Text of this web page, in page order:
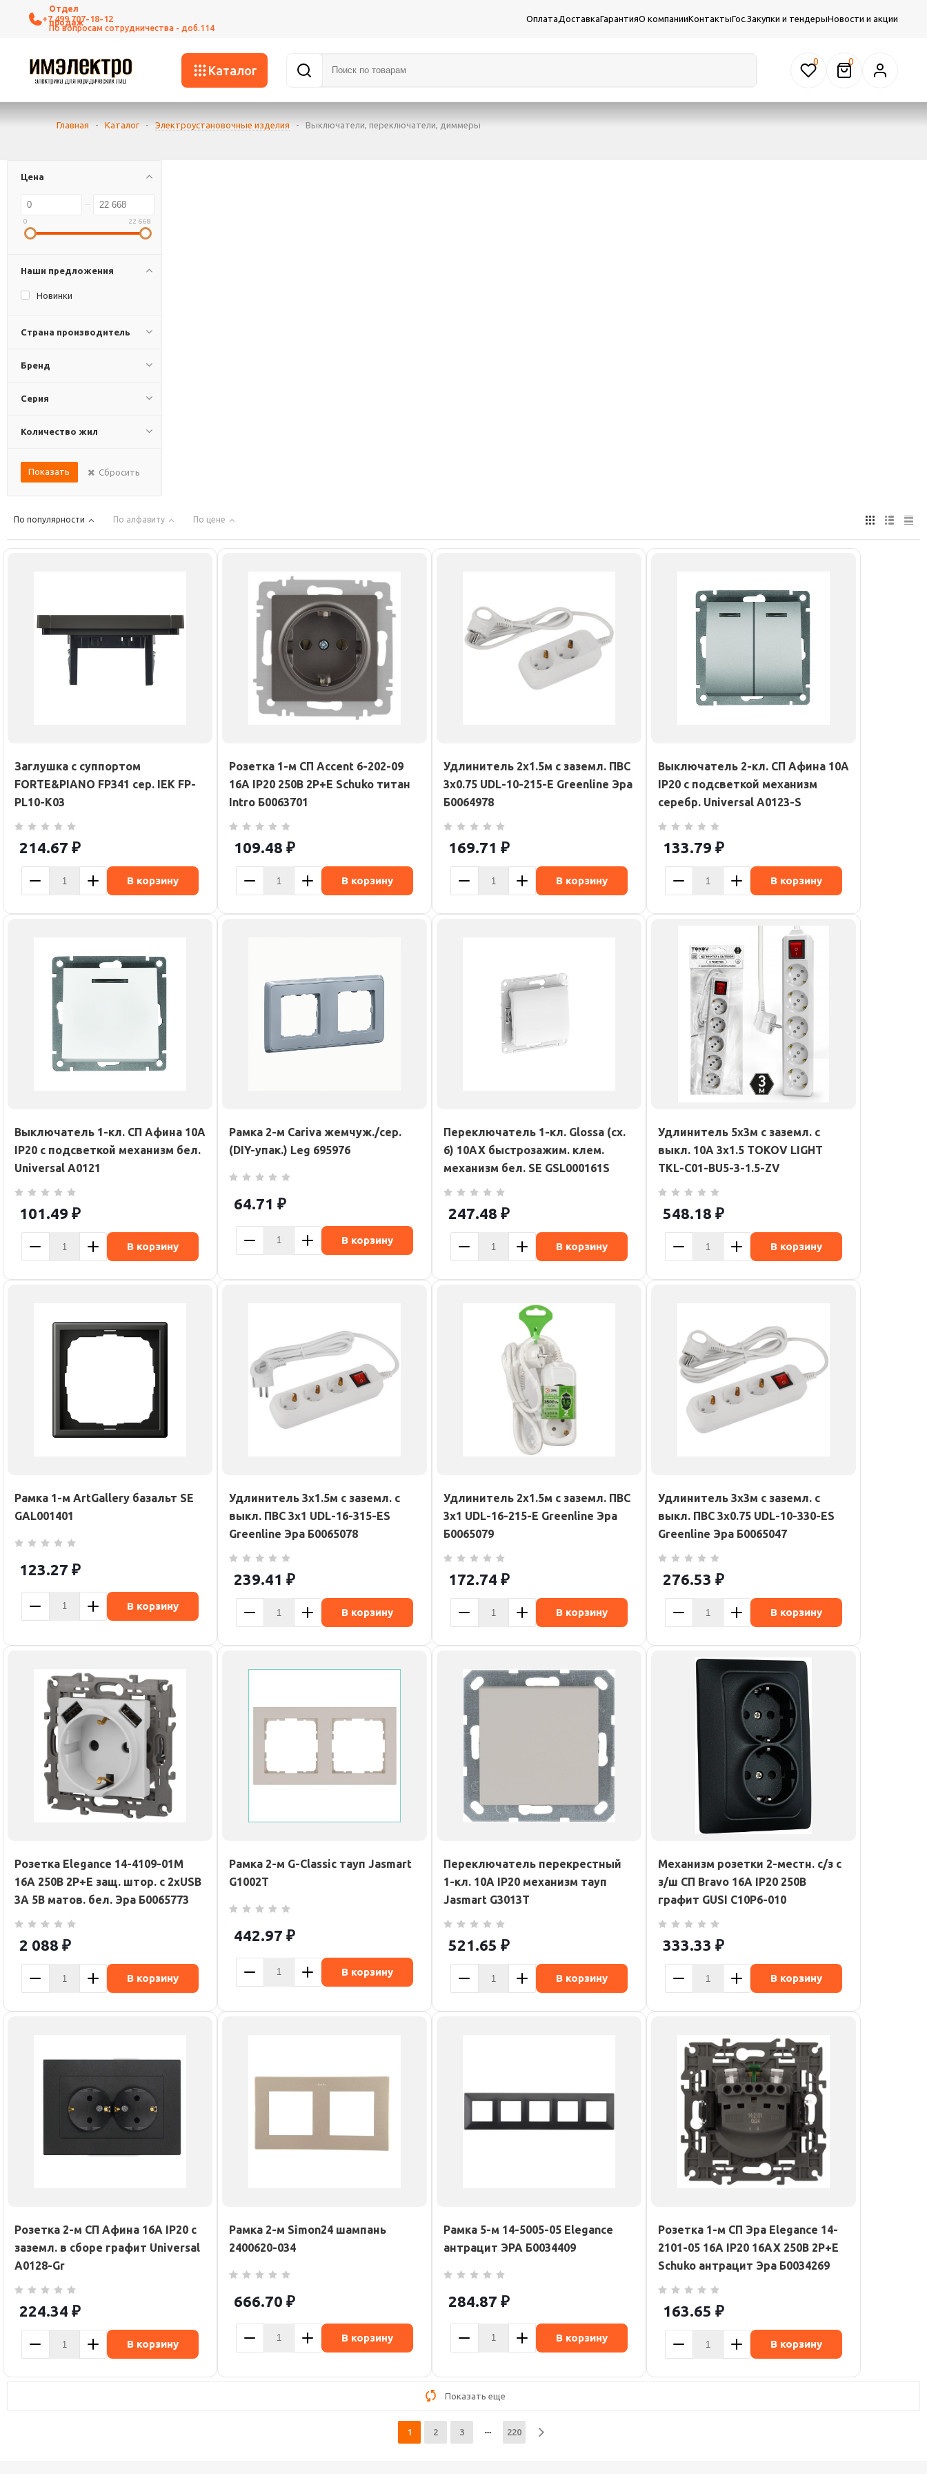
+7 499 707-18-12 ОплатаДоставкаГарантияО компанииКонтактыГос.Закупки и тендерыНовости и акции
Каталог
0
Главная - Каталог - Электроустановочные изделия - Выключатели, переключатели, диммеры
Цена
0 22 668
Наши предложения
Новинки
Страна производитель
Бренд
Серия
Количество жил
Показать Сбросить
По популярности По алфавиту По цене
Заглушка с суппортом
FORTE&PIANO FP341 сер. IEK FP-
PL10-K03
214.67 ₽
В корзину
Розетка 1-м СП Accent 6-202-09
16А IP20 250В 2P+E Schuko титан
Intro Б0063701
109.48 ₽
В корзину
Удлинитель 2х1.5м с заземл. ПВС
3х0.75 UDL-10-215-E Greenline Эра
Б0064978
169.71 ₽
В корзину
Выключатель 2-кл. СП Афина 10А
IP20 с подсветкой механизм
серебр. Universal A0123-S
133.79 ₽
В корзину
Выключатель 1-кл. СП Афина 10А
IP20 с подсветкой механизм бел.
Universal A0121
101.49 ₽
В корзину
Рамка 2-м Cariva жемчуж./сер.
(DIY-упак.) Leg 695976
64.71 ₽
В корзину
Переключатель 1-кл. Glossa (сх.
6) 10AX быстрозажим. клем.
механизм бел. SE GSL000161S
247.48 ₽
В корзину
Удлинитель 5х3м с заземл. с
выкл. 10А 3х1.5 TOKOV LIGHT
TKL-C01-BU5-3-1.5-ZV
548.18 ₽
В корзину
Рамка 1-м ArtGallery базальт SE
GAL001401
123.27 ₽
В корзину
Удлинитель 3х1.5м с заземл. с
выкл. ПВС 3х1 UDL-16-315-ES
Greenline Эра Б0065078
239.41 ₽
В корзину
Удлинитель 2х1.5м с заземл. ПВС
3х1 UDL-16-215-E Greenline Эра
Б0065079
172.74 ₽
В корзину
Удлинитель 3х3м с заземл. с
выкл. ПВС 3х0.75 UDL-10-330-ES
Greenline Эра Б0065047
276.53 ₽
В корзину
Розетка Elegance 14-4109-01М
16A 250В 2P+E защ. штор. с 2xUSB
3А 5В матов. бел. Эра Б0065773
2 088 ₽
В корзину
Рамка 2-м G-Classic тауп Jasmart
G1002T
442.97 ₽
В корзину
Переключатель перекрестный
1-кл. 10А IP20 механизм тауп
Jasmart G3013T
521.65 ₽
В корзину
Механизм розетки 2-местн. с/з с
з/ш СП Bravo 16А IP20 250В
графит GUSI С10Р6-010
333.33 ₽
В корзину
Розетка 2-м СП Афина 16А IP20 с
заземл. в сборе графит Universal
A0128-Gr
224.34 ₽
В корзину
Рамка 2-м Simon24 шампань
2400620-034
666.70 ₽
В корзину
Рамка 5-м 14-5005-05 Elegance
антрацит ЭРА Б0034409
284.87 ₽
В корзину
Розетка 1-м СП Эра Elegance 14-
2101-05 16А IP20 16AX 250В 2P+E
Schuko антрацит Эра Б0034269
163.65 ₽
В корзину
Показать еще
1 2 3 220